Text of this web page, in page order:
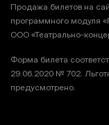
Продажа билетов на
программного модуля
ООО «Театрально-
Форма билета
29.06.2020 № 702.
предусмотрено.